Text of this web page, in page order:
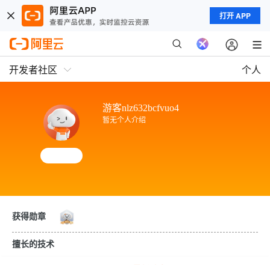
打开 APP
开发者社区 个人
游客nlz632bcfvuo4
暂无个人介绍
获得勋章
擅长的技术